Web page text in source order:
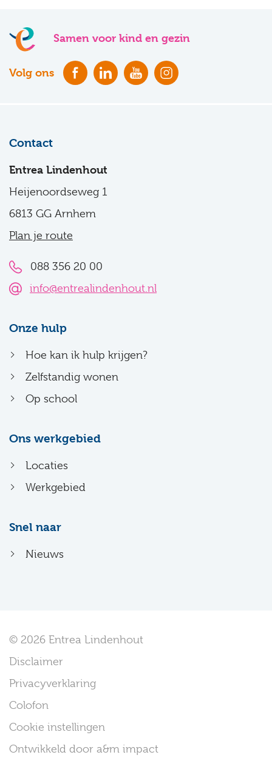
Samen voor kind en gezin
Volg ons
Contact
Entrea Lindenhout
Heijenoordseweg 1
6813 GG Arnhem
Plan je route
088 356 20 00
info@entrealindenhout.nl
Onze hulp
Hoe kan ik hulp krijgen?
Zelfstandig wonen
Op school
Ons werkgebied
Locaties
Werkgebied
Snel naar
Nieuws
© 2026 Entrea Lindenhout
Disclaimer
Privacyverklaring
Colofon
Cookie instellingen
Ontwikkeld door a&m impact